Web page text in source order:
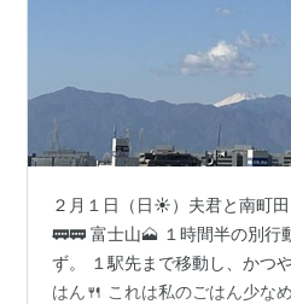
２月１日（日☀）夫君と南町
🚃🚃 富士山🗻 １時間半の別行
ず。 １駅先まで移動し、かつ
はん🍴 これは私のごはん少な